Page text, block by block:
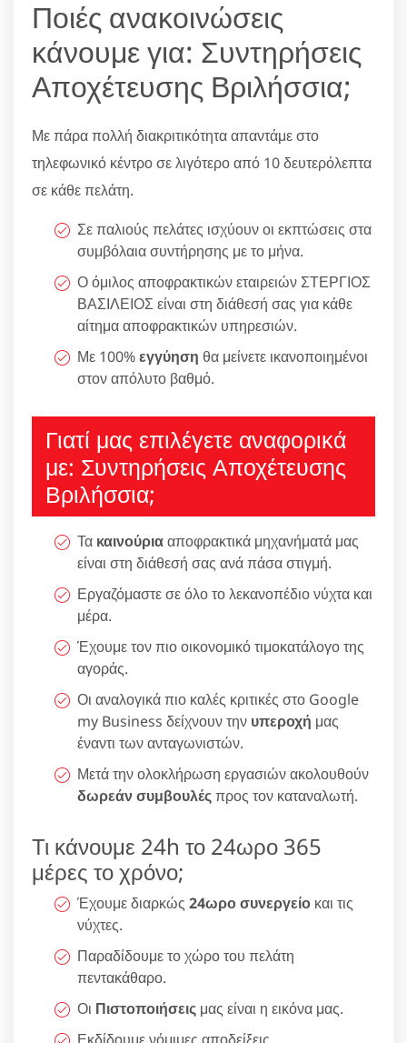
Ποιές ανακοινώσεις
κάνουμε για: Συντηρήσεις
Αποχέτευσης Βριλήσσια;
Με πάρα πολλή διακριτικότητα απαντάμε στο
τηλεφωνικό κέντρο σε λιγότερο από 10 δευτερόλεπτα
σε κάθε πελάτη.
Σε παλιούς πελάτες ισχύουν οι εκπτώσεις στα
συμβόλαια συντήρησης με το μήνα.
Ο όμιλος αποφρακτικών εταιρειών ΣΤΕΡΓΙΟΣ
ΒΑΣΙΛΕΙΟΣ είναι στη διάθεσή σας για κάθε
αίτημα αποφρακτικών υπηρεσιών.
Με 100%εγγύηση θα μείνετε ικανοποιημένοι
στον απόλυτο βαθμό.
Γιατί μας επιλέγετε αναφορικά
με: Συντηρήσεις Αποχέτευσης
Βριλήσσια;
Τα καινούριααποφρακτικά μηχανήματά μας
είναι στη διάθεσή σας ανά πάσα στιγμή.
Εργαζόμαστε σε όλο το λεκανοπέδιο νύχτα και
μέρα.
Έχουμε τον πιο οικονομικό τιμοκατάλογο της
αγοράς.
Οι αναλογικά πιο καλές κριτικές στο Google
my Business δείχνουν την υπεροχή μας
έναντι των ανταγωνιστών.
Μετά την ολοκλήρωση εργασιών ακολουθούν
δωρεάν συμβουλέςπρος τον καταναλωτή.
Τι κάνουμε 24h το 24ωρο 365
μέρες το χρόνο;
Έχουμε διαρκώς 24ωρο συνεργείο και τις
νύχτες.
Παραδίδουμε το χώρο του πελάτη
πεντακάθαρο.
Οι Πιστοποιήσεις μας είναι η εικόνα μας.